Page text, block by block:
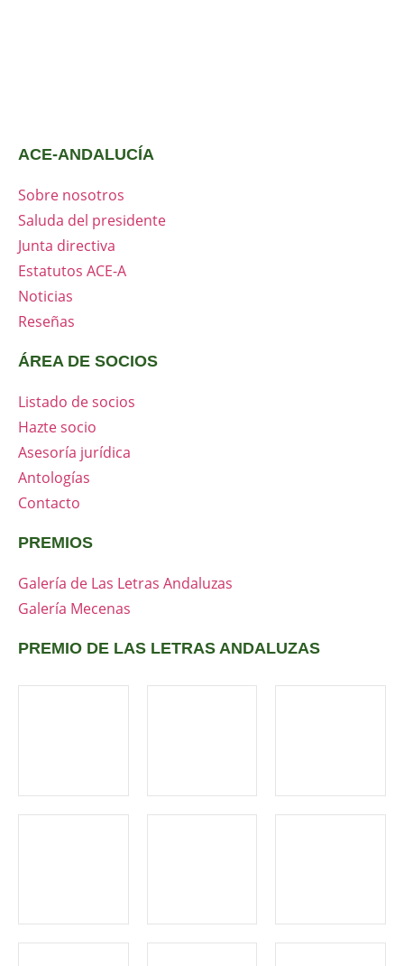
ACE-ANDALUCÍA
Sobre nosotros
Saluda del presidente
Junta directiva
Estatutos ACE-A
Noticias
Reseñas
ÁREA DE SOCIOS
Listado de socios
Hazte socio
Asesoría jurídica
Antologías
Contacto
PREMIOS
Galería de Las Letras Andaluzas
Galería Mecenas
PREMIO DE LAS LETRAS ANDALUZAS